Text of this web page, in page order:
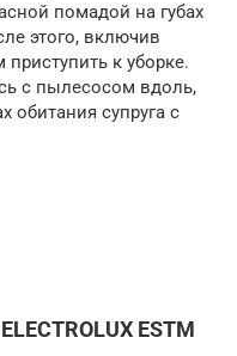
помадой на губах
этого, включив
к уборке.
с пылесосом вдоль,
обитания супруга с
ESTM